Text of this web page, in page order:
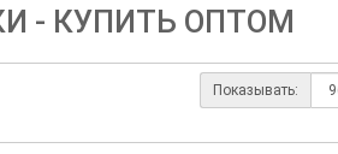
- КУПИТЬ ОПТОМ
Показывать: